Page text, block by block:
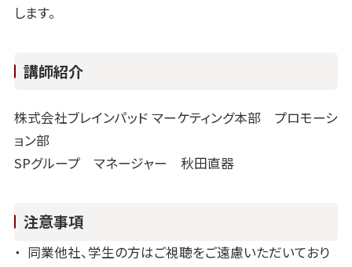
します。
講師紹介
株式会社ブレインパッド マーケティング本部 プロモーシ
ョン部
SPグループ マネージャー 秋田直器
注意事項
同業他社、学生の方はご視聴をご遠慮いただいており